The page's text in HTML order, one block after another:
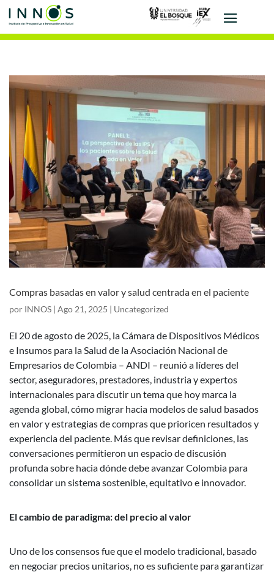
Compras basadas en valor y salud centrada en el paciente
por INNOS | Ago 21, 2025 | Uncategorized
El 20 de agosto de 2025, la Cámara de Dispositivos Médicos
e Insumos para la Salud de la Asociación Nacional de
Empresarios de Colombia – ANDI – reunió a líderes del
sector, aseguradores, prestadores, industria y expertos
internacionales para discutir un tema que hoy marca la
agenda global, cómo migrar hacia modelos de salud basados
en valor y estrategias de compras que prioricen resultados y
experiencia del paciente. Más que revisar definiciones, las
conversaciones permitieron un espacio de discusión
profunda sobre hacia dónde debe avanzar Colombia para
consolidar un sistema sostenible, equitativo e innovador.
El cambio de paradigma: del precio al valor
Uno de los consensos fue que el modelo tradicional, basado
en negociar precios unitarios, no es suficiente para garantizar